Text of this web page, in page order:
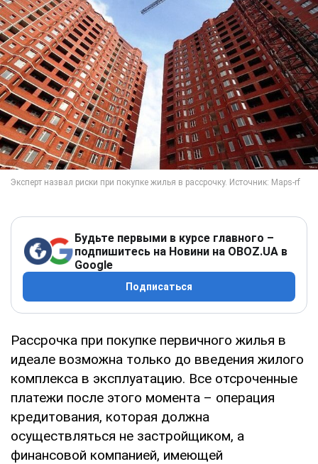
Будьте первыми в курсе главного –
подпишитесь на Новини на OBOZ.UA в
Google
Подписаться
Рассрочка при покупке первичного жилья в
идеале возможна только до введения жилого
комплекса в эксплуатацию. Все отсроченные
платежи после этого момента – операция
кредитования, которая должна
осуществляться не застройщиком, а
финансовой компанией, имеющей